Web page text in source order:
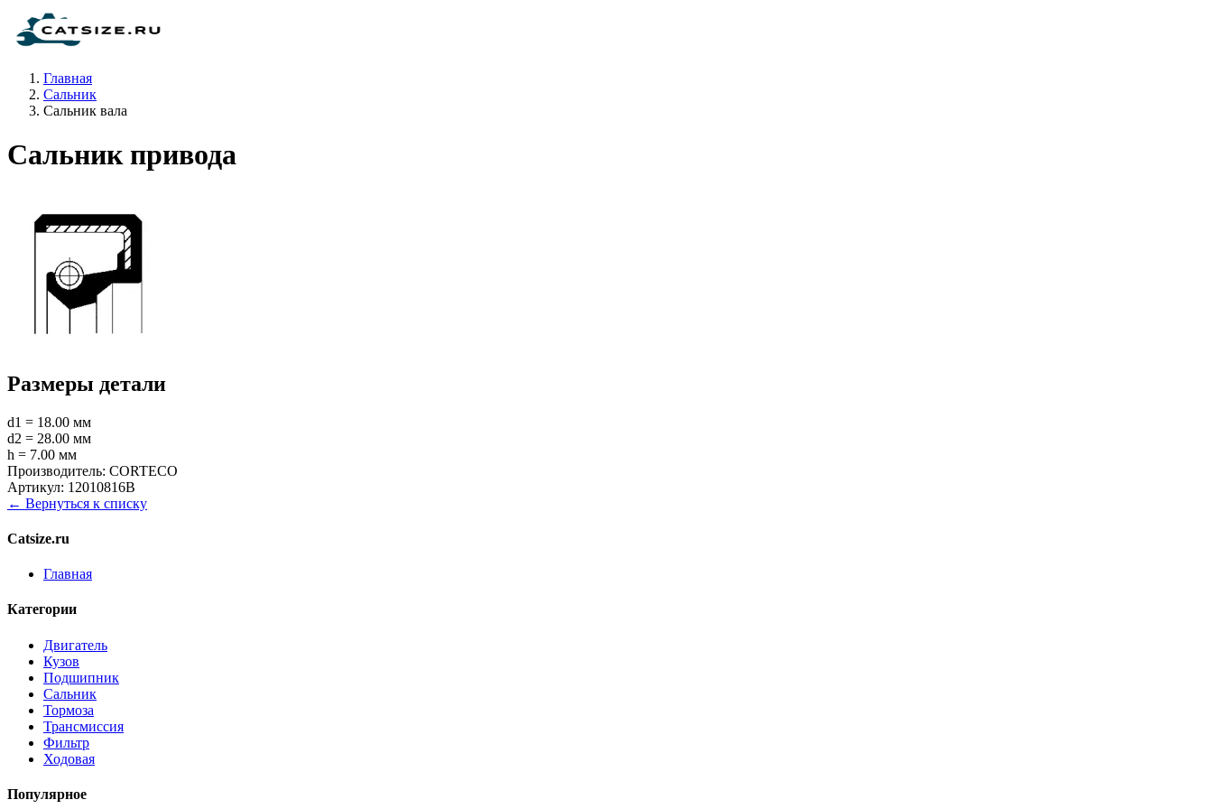
Главная
Сальник
Сальник вала
Сальник привода
Размеры детали
d1 = 18.00 мм
d2 = 28.00 мм
h = 7.00 мм
Производитель: CORTECO
Артикул: 12010816B
← Вернуться к списку
Catsize.ru
Главная
Категории
Двигатель
Кузов
Подшипник
Сальник
Тормоза
Трансмиссия
Фильтр
Ходовая
Популярное